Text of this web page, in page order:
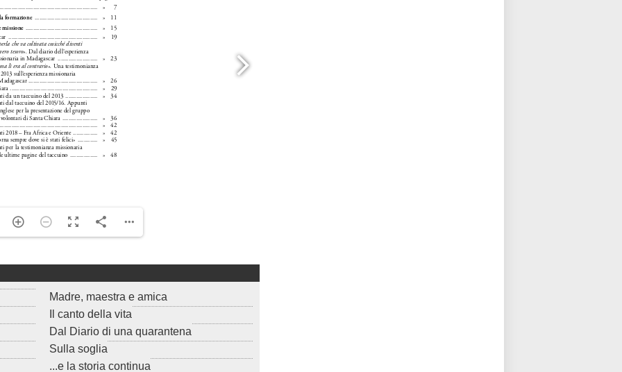
Madre, maestra e amica
Il canto della vita
Dal Diario di una quarantena
Sulla soglia
...e la storia continua